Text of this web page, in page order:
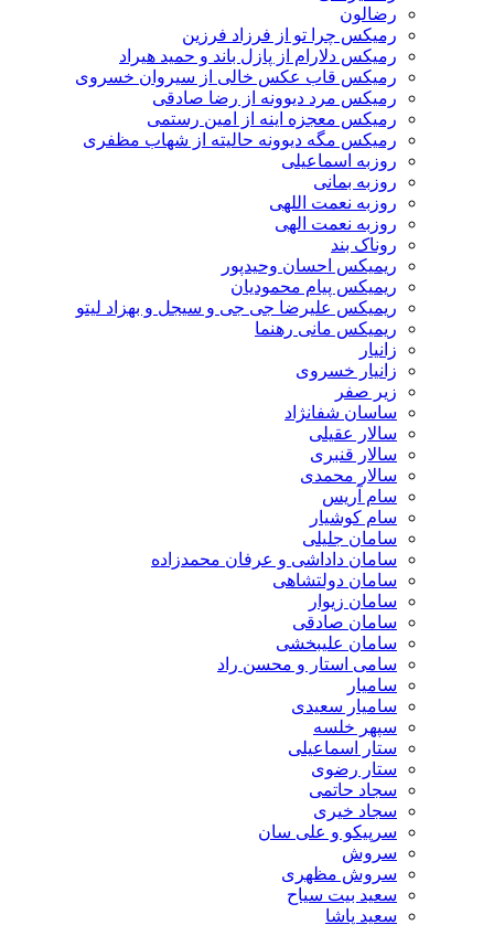
رضالون
رمیکس چرا تو از فرزاد فرزین
رمیکس دلارام از پازل باند و حمید هیراد
رمیکس قاب عکس خالی از سیروان خسروی
رمیکس مرد دیوونه از رضا صادقی
رمیکس معجزه اینه از امین رستمی
رمیکس مگه دیوونه حالیته از شهاب مظفری
روزبه اسماعیلی
روزبه بمانی
روزبه نعمت اللهی
روزبه نعمت الهی
روناک بند
ریمیکس احسان وحیدپور
ریمیکس پیام محمودیان
ریمیکس علیرضا جی جی و سیجل و بهزاد لیتو
ریمیکس مانی رهنما
زانیار
زانیار خسروی
زیر صفر
ساسان شفانژاد
سالار عقیلی
سالار قنبری
سالار محمدی
سام آریس
سام کوشیار
سامان جلیلی
سامان داداشی و عرفان محمدزاده
سامان دولتشاهی
سامان زیوار
سامان صادقی
سامان علیبخشی
سامی استار و محسن راد
سامیار
سامیار سعیدی
سپهر خلسه
ستار اسماعیلی
ستار رضوی
سجاد حاتمی
سجاد خیری
سرپیکو و علی سان
سروش
سروش مظهری
سعید بیت سیاح
سعید پاشا